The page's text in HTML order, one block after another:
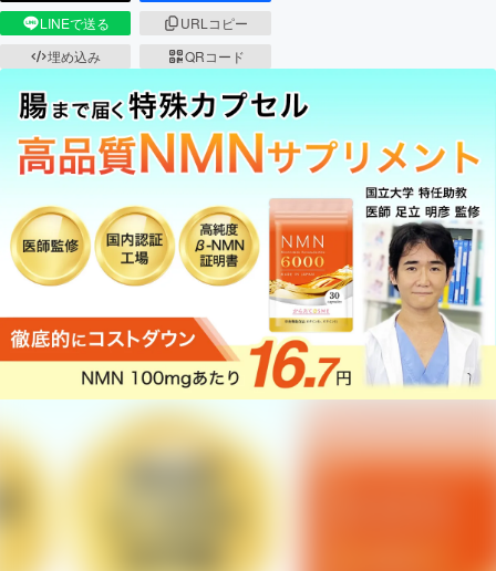
LINEで送る
URLコピー
埋め込み
QRコード